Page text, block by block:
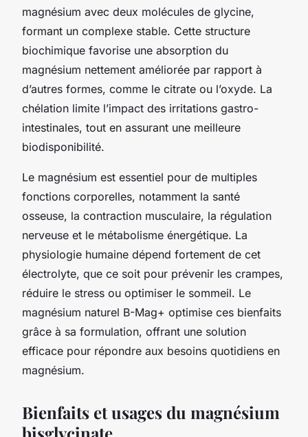
magnésium avec deux molécules de glycine,
formant un complexe stable. Cette structure
biochimique favorise une absorption du
magnésium nettement améliorée par rapport à
d’autres formes, comme le citrate ou l’oxyde. La
chélation limite l’impact des irritations gastro-
intestinales, tout en assurant une meilleure
biodisponibilité.
Le magnésium est essentiel pour de multiples
fonctions corporelles, notamment la santé
osseuse, la contraction musculaire, la régulation
nerveuse et le métabolisme énergétique. La
physiologie humaine dépend fortement de cet
électrolyte, que ce soit pour prévenir les crampes,
réduire le stress ou optimiser le sommeil. Le
magnésium naturel B-Mag+ optimise ces bienfaits
grâce à sa formulation, offrant une solution
efficace pour répondre aux besoins quotidiens en
magnésium.
Bienfaits et usages du magnésium